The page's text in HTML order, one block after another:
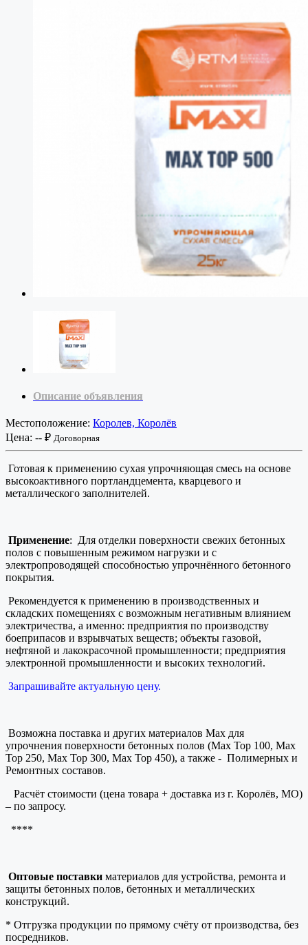
Описание объявления
Местоположение: Королев, Королёв
Цена: -- ₽ Договорная
Готовая к применению сухая упрочняющая смесь на основе
высокоактивного портландцемента, кварцевого и
металлического заполнителей.
Применение: Для отделки поверхности свежих бетонных
полов с повышенным режимом нагрузки и с
электропроводящей способностью упрочнённого бетонного
покрытия.
Рекомендуется к применению в производственных и
складских помещениях с возможным негативным влиянием
электричества, а именно: предприятия по производству
боеприпасов и взрывчатых веществ; объекты газовой,
нефтяной и лакокрасочной промышленности; предприятия
электронной промышленности и высоких технологий.
Запрашивайте актуальную цену.
Возможна поставка и других материалов Max для
упрочнения поверхности бетонных полов (Max Top 100, Max
Top 250, Max Top 300, Max Top 450), а также - Полимерных и
Ремонтных составов.
Расчёт стоимости (цена товара + доставка из г. Королёв, МО)
– по запросу.
****
Оптовые поставки материалов для устройства, ремонта и
защиты бетонных полов, бетонных и металлических
конструкций.
* Отгрузка продукции по прямому счёту от производства, без
посредников.